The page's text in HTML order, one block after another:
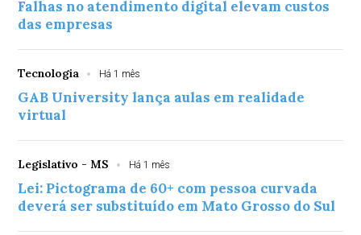
Falhas no atendimento digital elevam custos
das empresas
Tecnologia Há 1 mês
GAB University lança aulas em realidade
virtual
Legislativo - MS Há 1 mês
Lei: Pictograma de 60+ com pessoa curvada
deverá ser substituído em Mato Grosso do Sul